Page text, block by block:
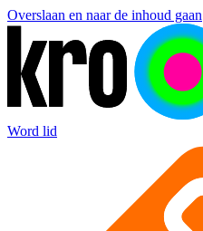
Overslaan en naar de inhoud gaan
Word lid